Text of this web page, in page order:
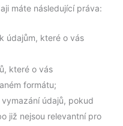
máte následující práva:
údajům, které o vás
které o vás
formátu;
údajů, pokud
již nejsou relevantní pro